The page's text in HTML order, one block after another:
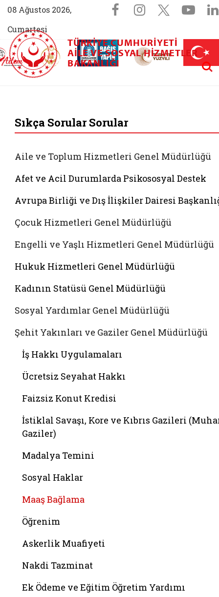
08 Ağustos 2026,
Cumartesi
Sosyal
Facebook
Instagram
X
Aile (yeni sekmede açılır)
AİLEM İletişim Merkezi (yeni sekmede açılır)
Aile ve Nüfus On Yılı (yeni sekmede açılır)
Darülaceze bağış sayfası (yeni
TÜRKIYE CUMHURIYETI
AILE VE SOSYAL HIZMETLER
BAKANLIĞI
Sıkça Sorular Sorular
Aile ve Toplum Hizmetleri Genel Müdürlüğü
Afet ve Acil Durumlarda Psikososyal Destek
Avrupa Birliği ve Dış İlişkiler Dairesi
Çocuk Hizmetleri Genel Müdürlüğü
Engelli ve Yaşlı Hizmetleri Genel Müdürlüğü
Hukuk Hizmetleri Genel Müdürlüğü
Kadının Statüsü Genel Müdürlüğü
Sosyal Yardımlar Genel Müdürlüğü
Şehit Yakınları ve Gaziler Genel Müdürlüğü
İş Hakkı Uygulamaları
Ücretsiz Seyahat Hakkı
Faizsiz Konut Kredisi
İstiklal Savaşı, Kore ve Kıbrıs Gazileri
Gaziler)
Madalya Temini
Sosyal Haklar
Maaş Bağlama
Öğrenim
Askerlik Muafiyeti
Nakdi Tazminat
Ek Ödeme ve Eğitim Öğretim Yardımı